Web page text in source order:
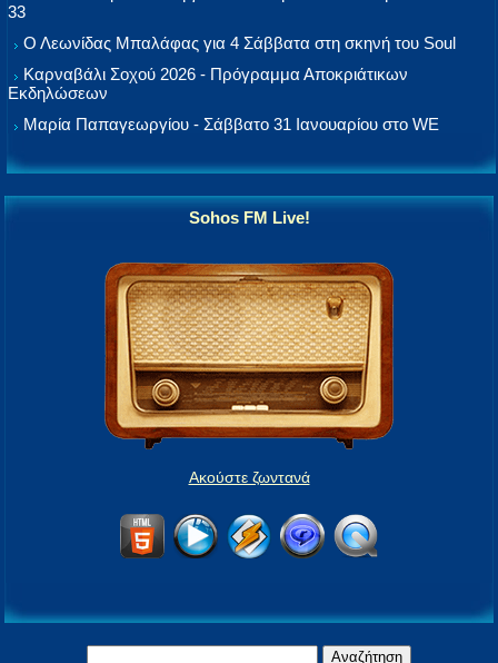
33
Ο Λεωνίδας Μπαλάφας για 4 Σάββατα στη σκηνή του Soul
Καρναβάλι Σοχού 2026 - Πρόγραμμα Αποκριάτικων
Εκδηλώσεων
Μαρία Παπαγεωργίου - Σάββατο 31 Ιανουαρίου στο WE
Sohos FM Live!
Ακούστε ζωντανά